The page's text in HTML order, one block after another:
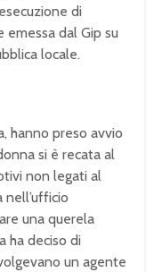
di
emessa dal Gip su
locale.
hanno preso avvio
si è recata al
non legati al
nell’ufficio
una querela
ha deciso di
un agente